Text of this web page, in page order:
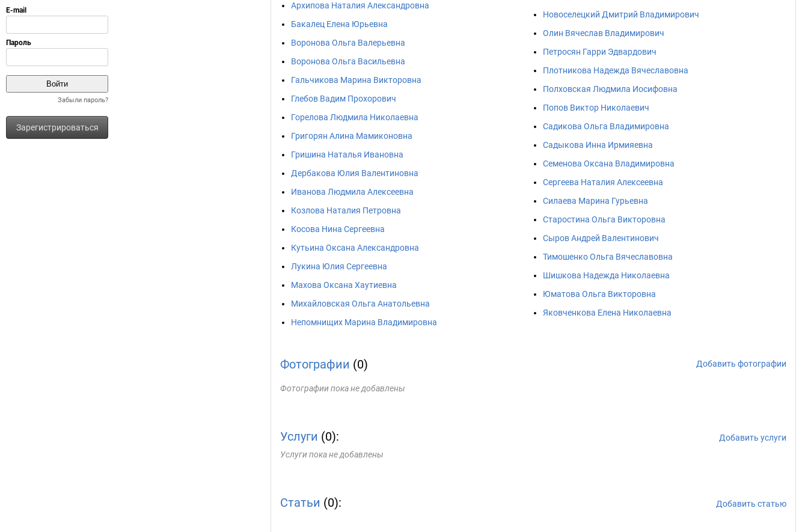
Забыли пароль?
Зарегистрироваться
Архипова Наталия Александровна
Бакалец Елена Юрьевна
Воронова Ольга Валерьевна
Воронова Ольга Васильевна
Гальчикова Марина Викторовна
Глебов Вадим Прохорович
Горелова Людмила Николаевна
Григорян Алина Мамиконовна
Гришина Наталья Ивановна
Дербакова Юлия Валентиновна
Иванова Людмила Алексеевна
Козлова Наталия Петровна
Косова Нина Сергеевна
Кутьина Оксана Александровна
Лукина Юлия Сергеевна
Махова Оксана Хаутиевна
Михайловская Ольга Анатольевна
Непомнищих Марина Владимировна
Новоселецкий Дмитрий Владимирович
Олин Вячеслав Владимирович
Петросян Гарри Эдвардович
Плотникова Надежда Вячеславовна
Полховская Людмила Иосифовна
Попов Виктор Николаевич
Садикова Ольга Владимировна
Садыкова Инна Ирмияевна
Семенова Оксана Владимировна
Сергеева Наталия Алексеевна
Силаева Марина Гурьевна
Старостина Ольга Викторовна
Сыров Андрей Валентинович
Тимошенко Ольга Вячеславовна
Шишкова Надежда Николаевна
Юматова Ольга Викторовна
Яковченкова Елена Николаевна
Фотографии (0) Добавить фотографии
Фотографии пока не добавлены
Услуги (0):
Добавить услуги
Услуги пока не добавлены
Статьи (0): Добавить статью